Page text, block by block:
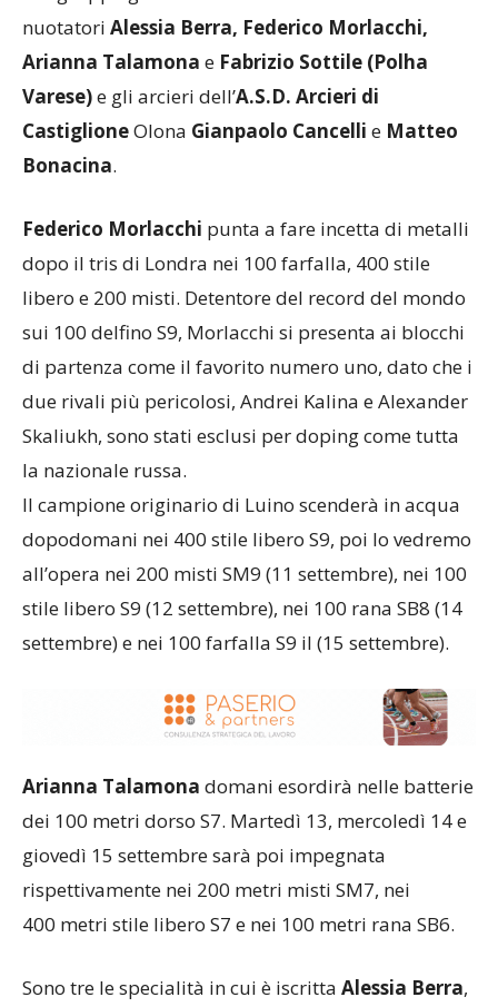
nuotatori Alessia Berra, Federico Morlacchi,
Arianna Talamona e Fabrizio Sottile (Polha
Varese)e gli arcieri dell’A.S.D. Arcieri di
CastiglioneOlona Gianpaolo Cancelli e Matteo
Bonacina.
Federico Morlacchi punta a fare incetta di metalli
dopo il tris di Londra nei 100 farfalla, 400 stile
libero e 200 misti. Detentore del record del mondo
sui 100 delfino S9, Morlacchi si presenta ai blocchi
di partenza come il favorito numero uno, dato che i
due rivali più pericolosi, Andrei Kalina e Alexander
Skaliukh, sono stati esclusi per doping come tutta
la nazionale russa.
Il campione originario di Luino scenderà in acqua
dopodomani nei 400 stile libero S9, poi lo vedremo
all’opera nei 200 misti SM9 (11 settembre), nei 100
stile libero S9 (12 settembre), nei 100 rana SB8 (14
settembre) e nei 100 farfalla S9 il (15 settembre).
Arianna Talamona domani esordirà nelle batterie
dei 100 metri dorso S7. Martedì 13, mercoledì 14 e
giovedì 15 settembre sarà poi impegnata
rispettivamente nei 200 metri misti SM7, nei
400 metri stile libero S7 e nei 100 metri rana SB6.
Sono tre le specialità in cui è iscritta Alessia Berra,